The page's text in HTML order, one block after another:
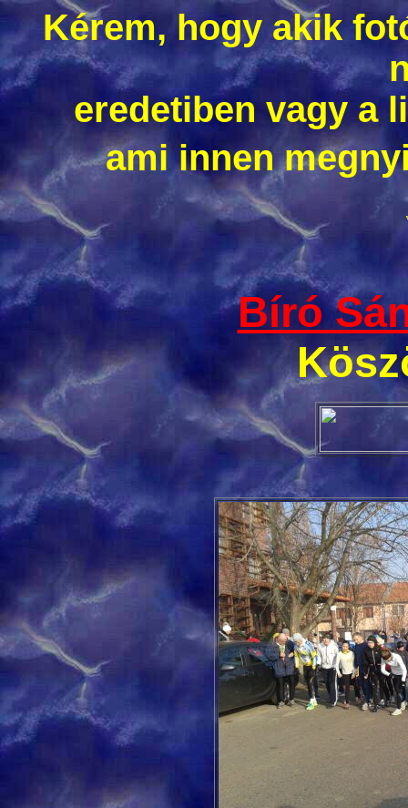
Kérem, hogy akik
eredetiben vagy a
ami innen
Bíró